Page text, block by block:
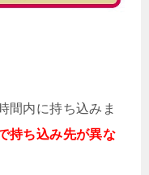
間内に持ち込みま
持ち込み先が異な